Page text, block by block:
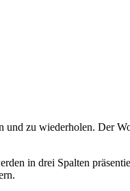
zu wiederholen. Der
in drei Spalten